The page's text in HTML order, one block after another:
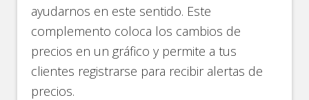
ayudarnos en este sentido. Este
complemento coloca los cambios de
precios en un gráfico y permite a tus
clientes registrarse para recibir alertas de
precios.